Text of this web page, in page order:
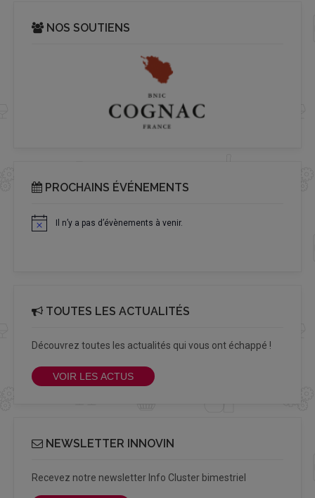
NOS SOUTIENS
PROCHAINS ÉVÉNEMENTS
Notice Il n’y a pas d’évènements à venir.
TOUTES LES ACTUALITÉS
Découvrez toutes les actualités qui vous ont échappé !
VOIR LES ACTUS
NEWSLETTER INNOVIN
Recevez notre newsletter Info Cluster bimestriel